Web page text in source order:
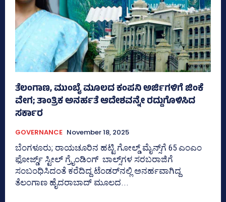
ತೆಲಂಗಾಣ, ಮುಂಬೈ ಮೂಲದ ಕಂಪನಿ ಅರ್ಜಿಗಳಿಗೆ ಜಿಂಕೆ
ವೇಗ; ತಾಂತ್ರಿಕ ಅನರ್ಹತೆ ಆದೇಶವನ್ನೇ ರದ್ದುಗೊಳಿಸಿದ
ಸರ್ಕಾರ
GOVERNANCE November 18, 2025
ಬೆಂಗಳೂರು; ರಾಯಚೂರಿನ ಹಟ್ಟಿ ಗೋಲ್ಡ್‌ ಮೈನ್ಸ್‌ಗೆ 65 ಎಂಎಂ
ಫೋರ್ಜ್ಡ್ ಸ್ಟೀಲ್‌ ಗ್ರೈಂಡಿಂಗ್‌ ಬಾಲ್ಸ್‌ಗಳ ಸರಬರಾಜಿಗೆ
ಸಂಬಂಧಿಸಿದಂತೆ ಕರೆದಿದ್ದ ಟೆಂಡರ್‍‌ನಲ್ಲಿ ಅನರ್ಹವಾಗಿದ್ದ
ತೆಲಂಗಾಣ ಹೈದರಾಬಾದ್‌ ಮೂಲದ...